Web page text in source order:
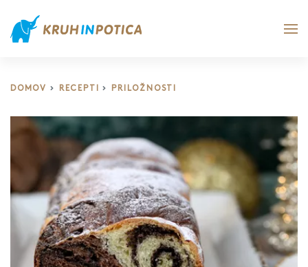
DOMOV RECEPTI PRILOŽNOSTI